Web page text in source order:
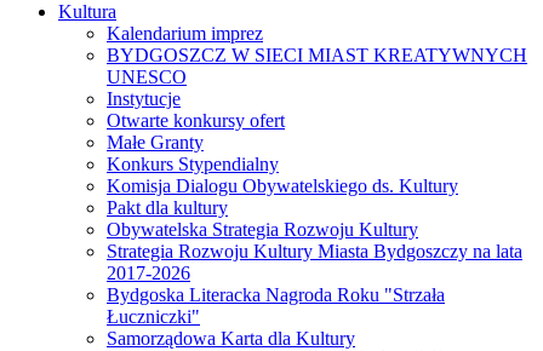
Kultura
Kalendarium imprez
BYDGOSZCZ W SIECI MIAST KREATYWNYCH
UNESCO
Instytucje
Otwarte konkursy ofert
Małe Granty
Konkurs Stypendialny
Komisja Dialogu Obywatelskiego ds. Kultury
Pakt dla kultury
Obywatelska Strategia Rozwoju Kultury
Strategia Rozwoju Kultury Miasta Bydgoszczy na lata
2017-2026
Bydgoska Literacka Nagroda Roku "Strzała
Łuczniczki"
Samorządowa Karta dla Kultury